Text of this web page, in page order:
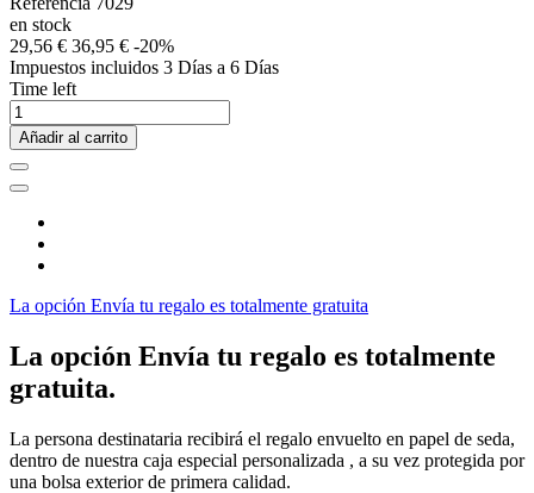
en stock
29,56 € 36,95 € -20%
Impuestos incluidos 3 Días a 6 Días
Time left
Añadir al carrito
La opción Envía tu regalo es totalmente gratuita
La opción Envía tu regalo es totalmente
gratuita.
La persona destinataria recibirá el regalo envuelto en papel de seda,
dentro de nuestra caja especial personalizada , a su vez protegida por
una bolsa exterior de primera calidad.